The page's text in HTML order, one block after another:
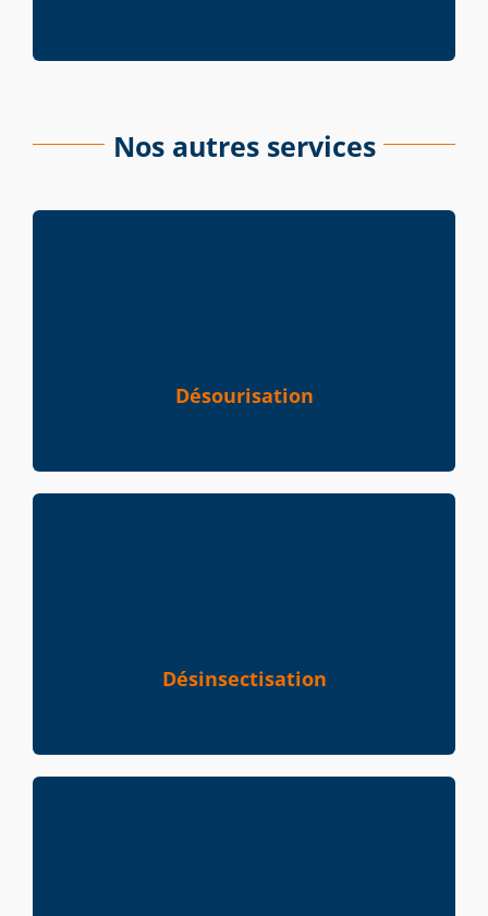
Nos autres services
Désourisation
Désinsectisation